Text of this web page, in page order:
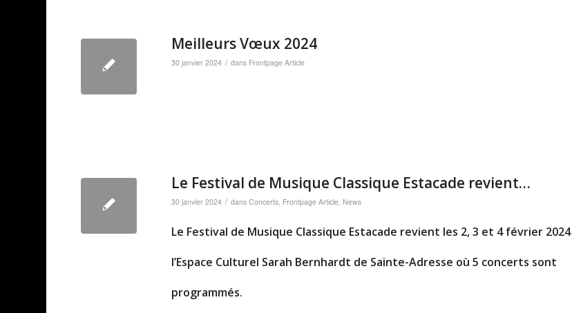
Meilleurs Vœux 2024
30 janvier 2024 / dans Frontpage Article
Le Festival de Musique Classique Estacade revient…
30 janvier 2024 / dansConcerts, Frontpage Article, News
Le Festival de Musique Classique Estacade revient les 2, 3 et 4 février 2024
l’Espace Culturel Sarah Bernhardt de Sainte-Adresse où 5 concerts sont
programmés.